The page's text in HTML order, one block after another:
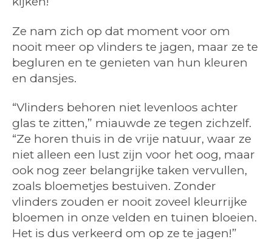
Ze nam zich op dat moment voor om
nooit meer op vlinders te jagen, maar ze te
begluren en te genieten van hun kleuren
en dansjes.
“Vlinders behoren niet levenloos achter
glas te zitten,” miauwde ze tegen zichzelf.
“Ze horen thuis in de vrije natuur, waar ze
niet alleen een lust zijn voor het oog, maar
ook nog zeer belangrijke taken vervullen,
zoals bloemetjes bestuiven. Zonder
vlinders zouden er nooit zoveel kleurrijke
bloemen in onze velden en tuinen bloeien.
Het is dus verkeerd om op ze te jagen!”